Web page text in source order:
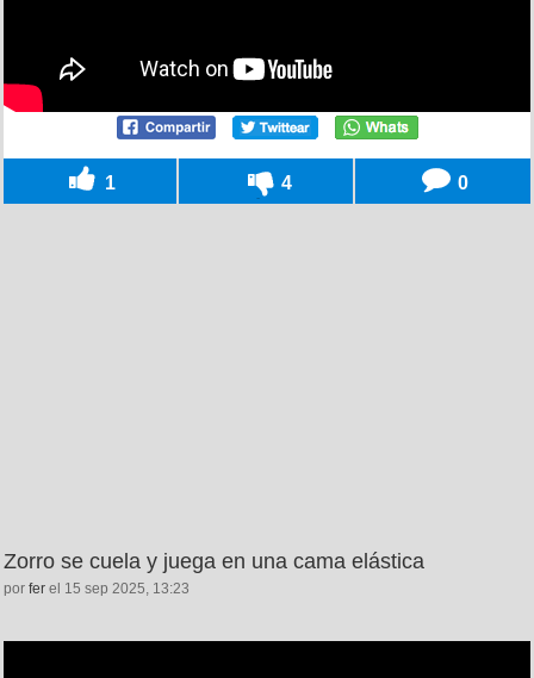
1 4 0
Zorro se cuela y juega en una cama elástica
por fer el 15 sep 2025, 13:23